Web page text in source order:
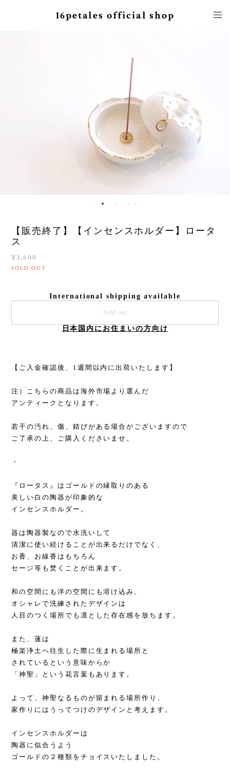
16petales official shop
【販売終了】【インセンスホルダー】ロータ
ス
¥3,600
SOLD OUT
International shipping available
Sold out
日本国内にお住まいの方向け
【ご入金確認後、1週間以内に出荷いたします】
注）こちらの商品は海外市場より選んだ
アンティークとなります。
若干の汚れ、傷、錆びがある場合がございますので
ご了承の上、ご購入くださいませ。
・
『ロータス』はゴールドの縁取りのある
美しい白の陶器が印象的な
インセンスホルダー。
器は陶器製なので水洗いして
清潔に使い続けることが出来るだけでなく、
お香、お線香はもちろん
セージ等も焚くことが出来ます。
和の空間にも洋の空間にも溶け込み、
オシャレで洗練されたデザインは
人目のつく場所でも凛とした存在感を放ちます。
また、蓮は
極楽浄土へ往生した際に生まれる場所と
されているという意味からか
「神聖」という花言葉もあります。
よって、神聖なるものが留まれる場所作り、
家作りにはうってつけのデザインと考えます。
インセンスホルダーは
陶器に似合うよう
ゴールドの２種類をチョイスいたしました。